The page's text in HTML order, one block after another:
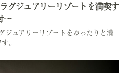
ラグジュアリーリゾートを満喫す
～
ジュアリーリゾートをゆったりと満
。